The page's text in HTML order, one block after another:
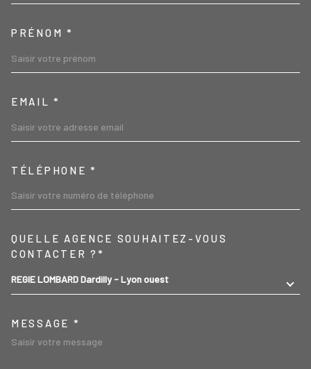
PRÉNOM *
EMAIL *
TÉLÉPHONE *
QUELLE AGENCE SOUHAITEZ-VOUS
CONTACTER ?*
REGIE LOMBARD Dardilly - Lyon ouest
MESSAGE *